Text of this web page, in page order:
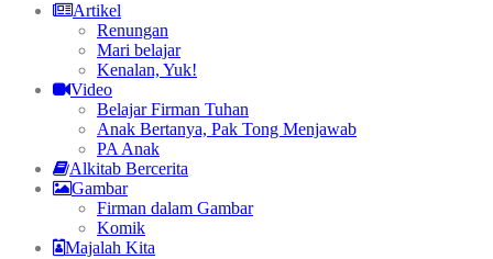
Artikel
Renungan
Mari belajar
Kenalan, Yuk!
Video
Belajar Firman Tuhan
Anak Bertanya, Pak Tong Menjawab
PA Anak
Alkitab Bercerita
Gambar
Firman dalam Gambar
Komik
Majalah Kita